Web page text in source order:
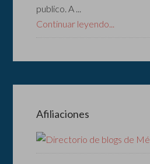
publico. A ...
Continuar leyendo...
Afiliaciones